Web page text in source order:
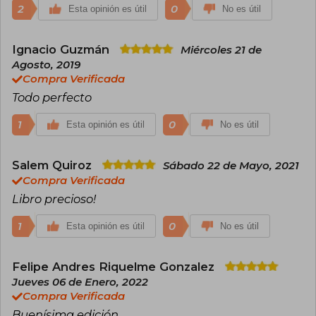
2 Esta opinión es útil 0 No es útil
Ignacio Guzmán
Miércoles 21 de
Agosto, 2019
Compra Verificada
Todo perfecto
1 Esta opinión es útil 0 No es útil
Salem Quiroz
Sábado 22 de Mayo, 2021
Compra Verificada
Libro precioso!
1 Esta opinión es útil 0 No es útil
Felipe Andres Riquelme Gonzalez
Jueves 06 de Enero, 2022
Compra Verificada